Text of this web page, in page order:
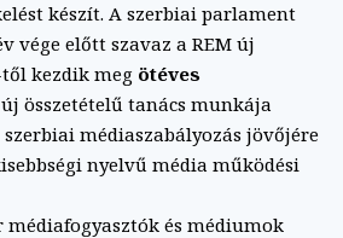
készít. A szerbiai parlament
vége előtt szavaz a REM új
kezdik meg ötéves
új összetételű tanács munkája
médiaszabályozás jövőjére
nyelvű média működési
és médiumok